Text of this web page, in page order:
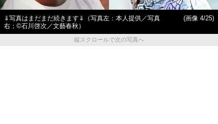
⇓写真はまだまだ続きます⇓（写真左：本人提供／写真
右；©石川啓次／文藝春秋）
(画像 4/25)
縦スクロールで次の写真へ